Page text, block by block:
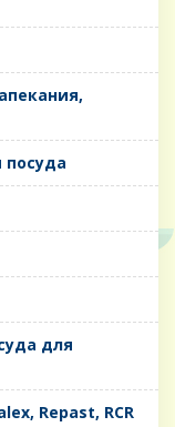
посуда
для
Repast, RCR